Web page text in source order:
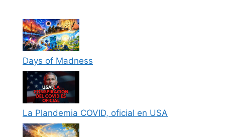
Days of Madness
La Plandemia COVID, oficial en USA